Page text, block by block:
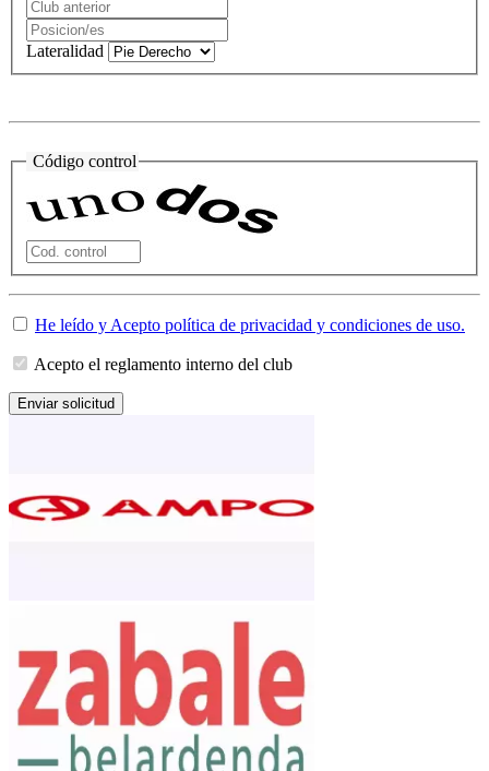
Lateralidad
Código control
He leído y Acepto política de privacidad y condiciones de uso.
Acepto el reglamento interno del club